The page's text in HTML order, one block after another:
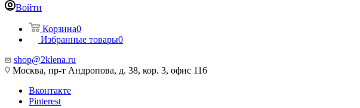
Войти
Корзина0
Избранные товары0
shop@2klena.ru
Москва, пр-т Андропова, д. 38, кор. 3, офис 116
Вконтакте
Pinterest